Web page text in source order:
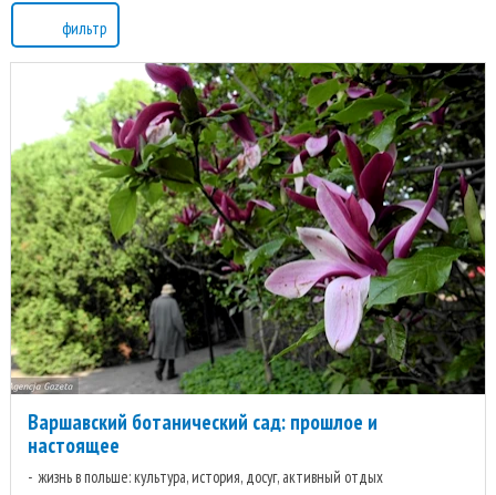
фильтр
Варшавский ботанический сад: прошлое и
настоящее
жизнь в польше: культура, история, досуг, активный отдых